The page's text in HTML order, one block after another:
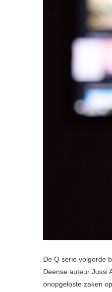
De Q serie volgorde
Deense auteur Jussi
onopgeloste zaken